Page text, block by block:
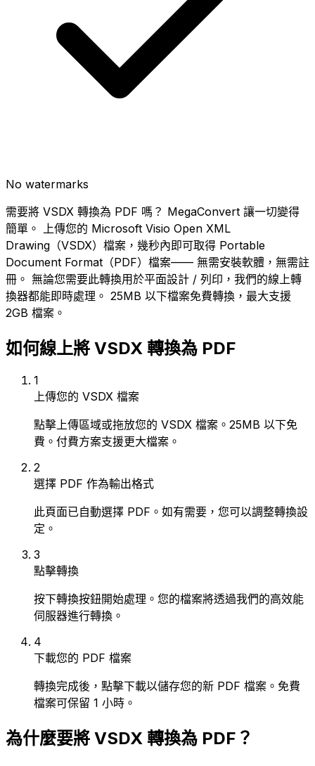
No watermarks
需要將 VSDX 轉換為 PDF 嗎？ MegaConvert 讓一切變得
簡單。 上傳您的 Microsoft Visio Open XML
Drawing（VSDX）檔案，幾秒內即可取得 Portable
Document Format（PDF）檔案—— 無需安裝軟體，無需註
冊。 無論您需要此轉換用於平面設計 / 列印，我們的線上轉
換器都能即時處理。 25MB 以下檔案免費轉換，最大支援
2GB 檔案。
如何線上將 VSDX 轉換為 PDF
1
上傳您的 VSDX 檔案
點擊上傳區域或拖放您的 VSDX 檔案。25MB 以下免
費。付費方案支援更大檔案。
2
選擇 PDF 作為輸出格式
此頁面已自動選擇 PDF。如有需要，您可以調整轉換設
定。
3
點擊轉換
按下轉換按鈕開始處理。您的檔案將透過我們的高效能
伺服器進行轉換。
4
下載您的 PDF 檔案
轉換完成後，點擊下載以儲存您的新 PDF 檔案。免費
檔案可保留 1 小時。
為什麼要將 VSDX 轉換為 PDF？